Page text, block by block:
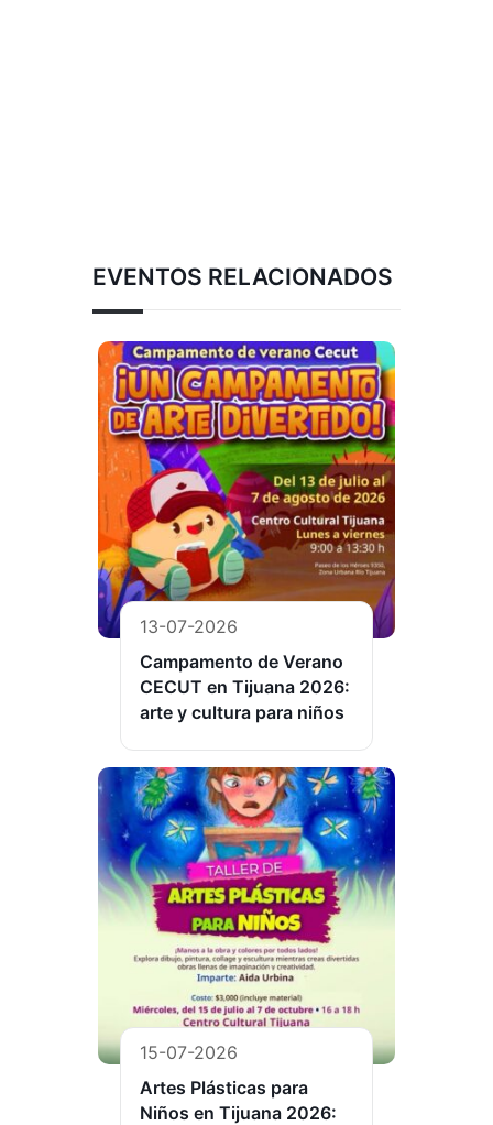
EVENTOS RELACIONADOS
13-07-2026
Campamento de Verano
CECUT en Tijuana 2026:
arte y cultura para niños
15-07-2026
Artes Plásticas para
Niños en Tijuana 2026: